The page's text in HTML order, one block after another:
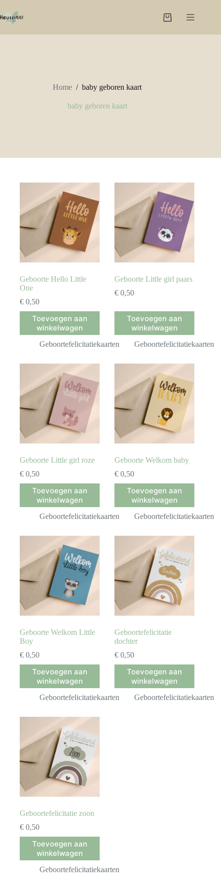
de
Winkelwagen
Home / baby geboren kaart
baby geboren kaart
Geboorte Hello Little
One
€ 0,50
Toevoegen aan
winkelwagen
Geboortefelicitatiekaarten
Geboorte Little girl paars
€ 0,50
Toevoegen aan
winkelwagen
Geboortefelicitatiekaarten
Geboorte Little girl roze
€ 0,50
Toevoegen aan
winkelwagen
Geboortefelicitatiekaarten
Geboorte Welkom baby
€ 0,50
Toevoegen aan
winkelwagen
Geboortefelicitatiekaarten
Geboorte Welkom Little
Boy
€ 0,50
Toevoegen aan
winkelwagen
Geboortefelicitatiekaarten
Geboortefelicitatie
dochter
€ 0,50
Toevoegen aan
winkelwagen
Geboortefelicitatiekaarten
Geboortefelicitatie zoon
€ 0,50
Toevoegen aan
winkelwagen
Geboortefelicitatiekaarten